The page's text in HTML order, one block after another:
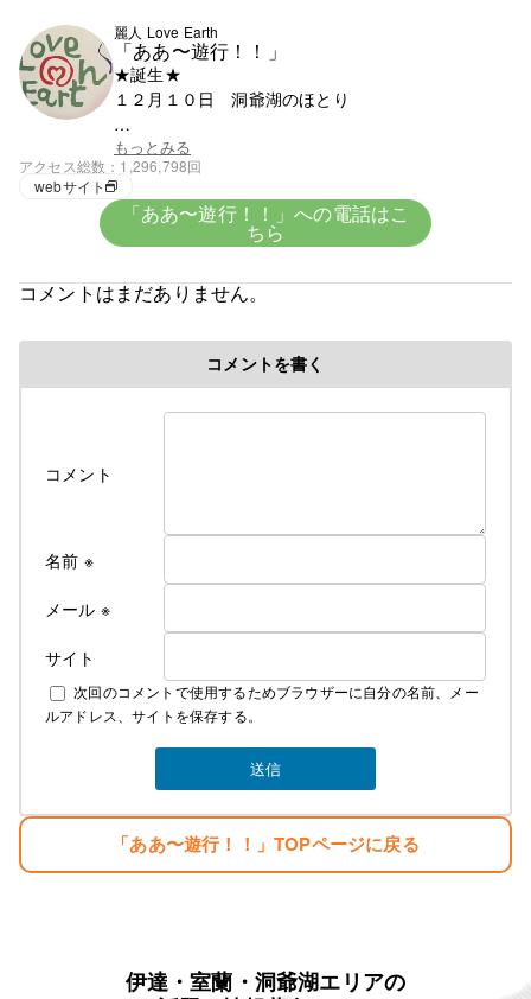
麗人 Love Earth
「ああ〜遊行！！」
★誕生★
１２月１０日 洞爺湖のほとり
★血液★
興味がないがＯ型みたい
★趣味★
修行時代＞高校を卒業後千葉県の大友美容室で１０
て修業
２００７年１２月１０日
麗人Love Earthに名前を変える。
そして新しい基地を構える。
みなさんのご指示で立派な基地がオープンしまし
生まれただけでぼろ儲け・・。
目標
もっとみる
アクセス総数
1,296,798回
webサイト
「ああ〜遊行！！」への電話はこ
ちら
コメントはまだありません。
コメントを書く
コメント
名前 ※
メール ※
サイト
次回のコメントで使用するためブラウザーに自分の名前、メー
ルアドレス、サイトを保存する。
「ああ〜遊行！！」TOPページに戻る
伊達・室蘭・洞爺湖エリアの